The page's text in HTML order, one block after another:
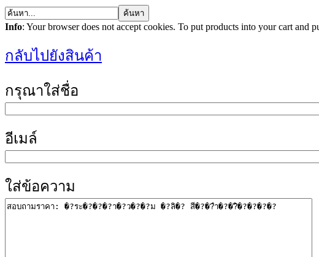
Info: Your browser does not accept cookies. To put products into your cart and
กลับไปยังสินค้า
กรุณาใส่ชื่อ
อีเมล์
ใส่ข้อความ